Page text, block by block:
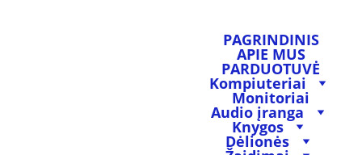
PAGRINDINIS
APIE MUS
PARDUOTUVĖ
Kompiuteriai
Monitoriai
Audio įranga
Knygos
Dėlionės